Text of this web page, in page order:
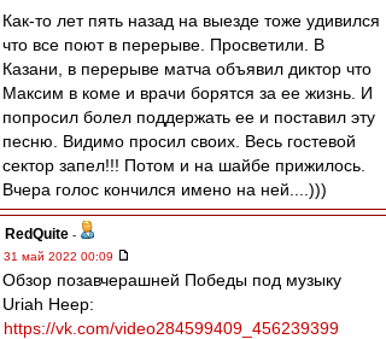
Как-то лет пять назад на выезде тоже удивился
что все поют в перерыве. Просветили. В
Казани, в перерыве матча объявил диктор что
Максим в коме и врачи борятся за ее жизнь. И
попросил болел поддержать ее и поставил эту
песню. Видимо просил своих. Весь гостевой
сектор запел!!! Потом и на шайбе прижилось.
Вчера голос кончился имено на ней....)))
RedQuite -
31 май 2022 00:09
Обзор позавчерашней Победы под музыку
Uriah Heep:
https://vk.com/video284599409_456239399